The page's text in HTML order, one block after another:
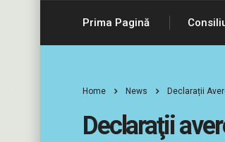
Prima Pagină
Home News Declarații
Declaraţii